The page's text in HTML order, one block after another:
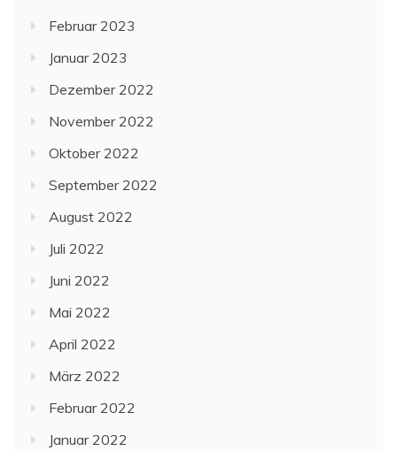
Februar 2023
Januar 2023
Dezember 2022
November 2022
Oktober 2022
September 2022
August 2022
Juli 2022
Juni 2022
Mai 2022
April 2022
März 2022
Februar 2022
Januar 2022